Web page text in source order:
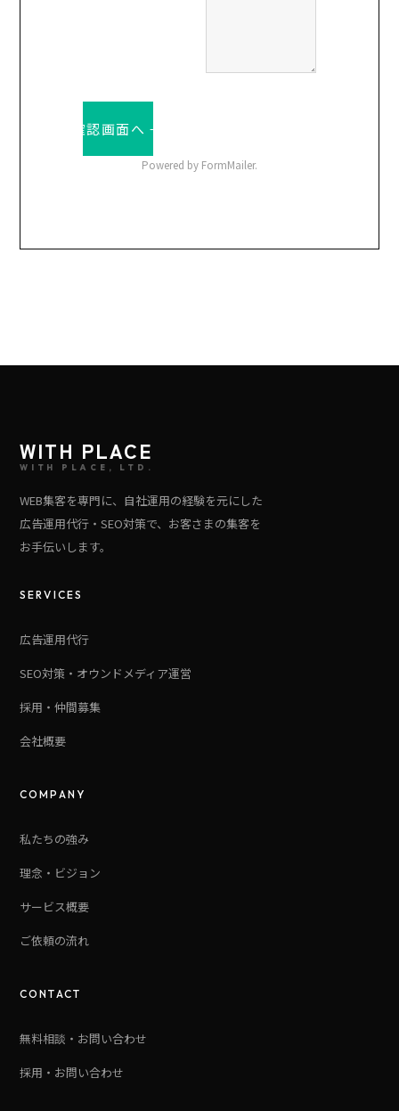
Powered by FormMailer.
WITH PLACE
WITH PLACE, LTD.
WEB集客を専門に、自社運用の経験を元にした
広告運用代行・SEO対策で、お客さまの集客を
お手伝いします。
SERVICES
広告運用代行
SEO対策・オウンドメディア運営
採用・仲間募集
会社概要
COMPANY
私たちの強み
理念・ビジョン
サービス概要
ご依頼の流れ
CONTACT
無料相談・お問い合わせ
採用・お問い合わせ